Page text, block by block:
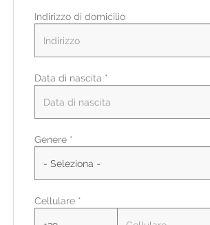
Indirizzo di domicilio
Data di nascita *
Genere *
Cellulare *